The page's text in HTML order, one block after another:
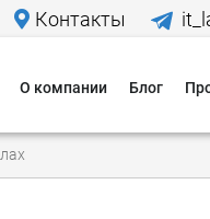
Контакты
О компании
Мероприятия
Исследования
Блог